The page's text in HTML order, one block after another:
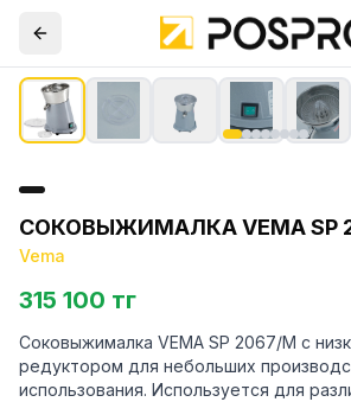
СОКОВЫЖИМАЛКА VEMA SP
Vema
315 100 тг
Соковыжималка VEMA SP 2067/M с
редуктором для небольших
использования. Используется для